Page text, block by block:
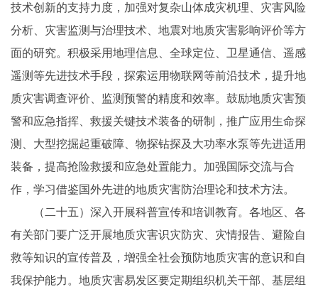
技术创新的支持力度，加强对复杂山体成灾机理、灾害风险
分析、灾害监测与治理技术、地震对地质灾害影响评价等方
面的研究。积极采用地理信息、全球定位、卫星通信、遥感
遥测等先进技术手段，探索运用物联网等前沿技术，提升地
质灾害调查评价、监测预警的精度和效率。鼓励地质灾害预
警和应急指挥、救援关键技术装备的研制，推广应用生命探
测、大型挖掘起重破障、物探钻探及大功率水泵等先进适用
装备，提高抢险救援和应急处置能力。加强国际交流与合
作，学习借鉴国外先进的地质灾害防治理论和技术方法。
（二十五）深入开展科普宣传和培训教育。各地区、各
有关部门要广泛开展地质灾害识灾防灾、灾情报告、避险自
救等知识的宣传普及，增强全社会预防地质灾害的意识和自
我保护能力。地质灾害易发区要定期组织机关干部、基层组